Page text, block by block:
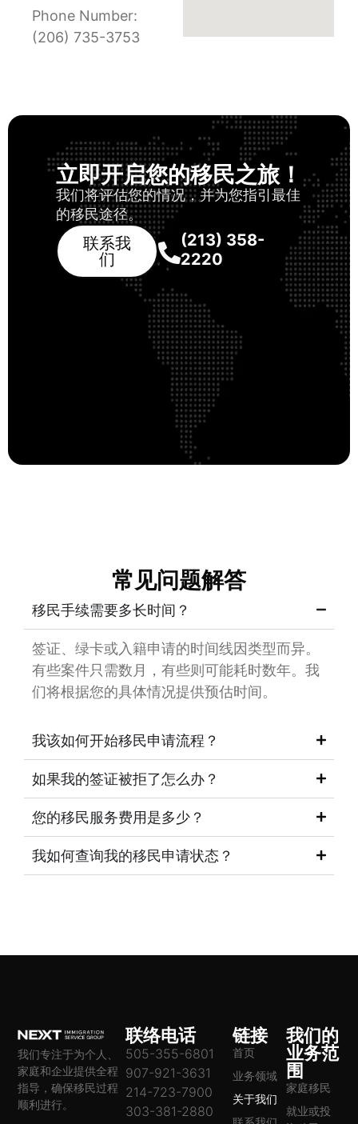
Phone Number:
(206) 735-3753
立即开启您的移民之旅！
我们将评估您的情况，并为您指引最佳
的移民途径。
联系我
们
(213) 358-
2220
常见问题解答
移民手续需要多长时间？
签证、绿卡或入籍申请的时间线因类型而异。
有些案件只需数月，有些则可能耗时数年。我
们将根据您的具体情况提供预估时间。
我该如何开始移民申请流程？
如果我的签证被拒了怎么办？
您的移民服务费用是多少？
我如何查询我的移民申请状态？
我们专注于为个人、
家庭和企业提供全程
指导，确保移民过程
顺利进行。
链接
首页
业务领域
关于我们
我们的
业务范
围
家庭移民
就业或投
联络电话
505-355-6801
907-921-3631
214-723-7900
303-381-2880